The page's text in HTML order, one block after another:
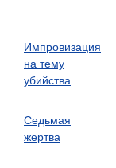
Импровизация
на тему
убийства
Седьмая
жертва